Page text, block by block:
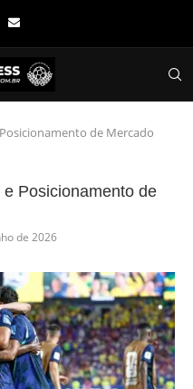
de Mercado
Posicionamento de
de 2026